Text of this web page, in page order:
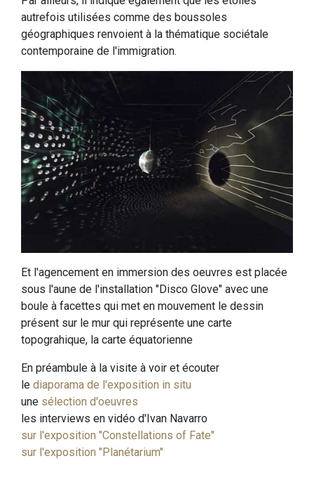
autrefois utilisées comme des boussoles
géographiques renvoient à la thématique sociétale
contemporaine de l'immigration.
Et l'agencement en immersion des oeuvres est placée
sous l'aune de l'installation "Disco Glove" avec une
boule à facettes qui met en mouvement le dessin
présent sur le mur qui représente une carte
topograhique, la carte équatorienne
En préambule à la visite à voir et écouter
le diaporama de l'exposition in situ
une sélection d'oeuvres
les interviews en vidéo d'Ivan Navarro
sur l'exposition "Constellations of Fate"
sur l'exposition "Planétarium"